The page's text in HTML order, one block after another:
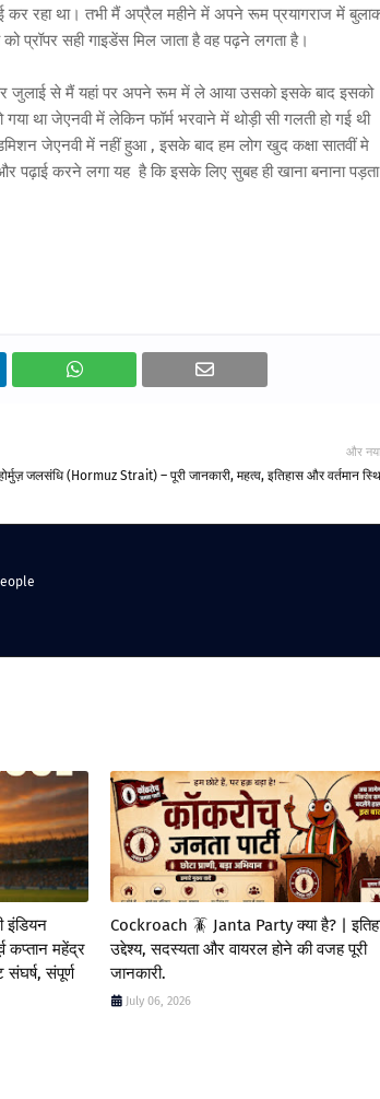
रहा था। तभी मैं अप्रैल महीने में अपने रूम प्रयागराज में
प्रॉपर सही गाइडेंस मिल जाता है वह पढ़ने लगता है।
जुलाई से मैं यहां पर अपने रूम में ले आया उसको इसके बाद इसको
था जेएनवी में लेकिन फॉर्म भरवाने में थोड़ी सी गलती हो गई थी
जेएनवी में नहीं हुआ , इसके बाद हम लोग खुद कक्षा सातवीं मे
पढ़ाई करने लगा यह है कि इसके लिए सुबह ही खाना बनाना पड़ता
और नया
जलसंधि (Hormuz Strait) – पूरी जानकारी, महत्व, इतिहास और वर्तमान
इंडियन
महेंद्र
संघर्ष, संपूर्ण
Cockroach 🪳 Janta Party क्या है? |
उद्देश्य, सदस्यता और वायरल होने की वजह पूरी
जानकारी.
July 06, 2026